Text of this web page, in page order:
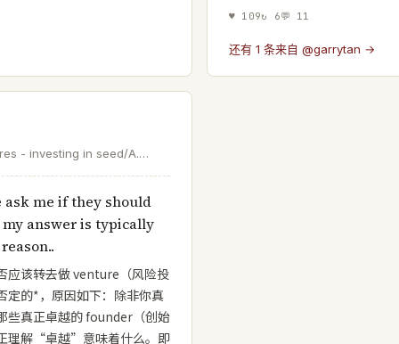
♥ 109↻ 6💬 11
还有 1 条来自 @garrytan →
- investing in seed/A.
ask me if they should
answer is typically
应该转去做 venture（风险投
定的*，原因如下：除非你真
些真正卓越的 founder（创始
理解“卓越”意味着什么。即